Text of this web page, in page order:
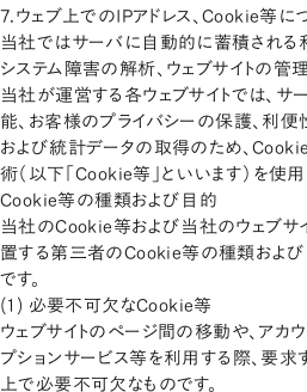
7.ウェブ上でのIPアドレス、Cookie等に
当社ではサーバに自動的に蓄積される
システム障害の解析、ウェブサイトの管理
当社が運営する各ウェブサイトでは、サ
能、お客様のプライバシーの保護、利
および統計データの取得のため、
術（以下「Cookie等」といいます）を使用
Cookie等の種類および目的
当社のCookie等および当社のウェブサ
置する第三者のCookie等の種類および
です。
(1) 必要不可欠なCookie等
ウェブサイトのページ間の移動や、アカ
プションサービス等を利用する際、要求
上で必要不可欠なものです。